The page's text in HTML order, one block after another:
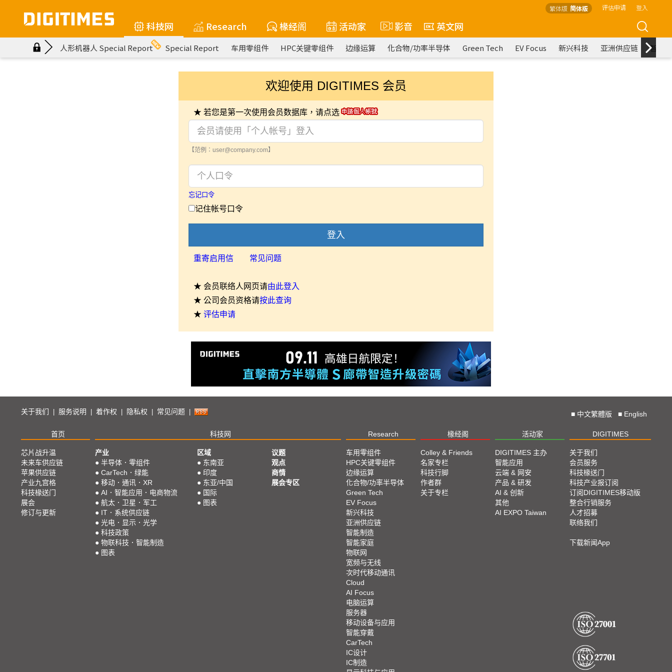
繁体版 简体版 评估申请 登入
科技网 Research 椽经阁 活动家 影音 英文网
人形机器人 Special Report Special Report 车用零组件 HPC关键零组件 边缘运算 化合物/功率半导体 Green Tech EV Focus 新兴科技 亚洲供应链 智能
欢迎使用 DIGITIMES 会员
★ 若您是第一次使用会员数据库，请点选
【范例：user@company.com】
忘记口令
记住帐号口令
登入
重寄启用信 常见问题
★ 会员联络人网页请由此登入
★ 公司会员资格请按此查询
★ 评估申请
关于我们 服务说明 着作权 隐私权 常见问题 ■ 中文繁體版 ■ English
首页 科技网 Research 椽经阁 活动家 DIGITIMES
芯片战升温
未来车供应链
苹果供应链
产业九宫格
科技椽送门
展会
修订与更新
产业
● 半导体．零组件
● CarTech．绿能
● 移动．通讯．XR
● AI．智能应用．电商物流
● 航太．卫星．军工
● IT．系统供应链
● 光电．显示．光学
● 科技政策
● 物联科技．智能制造
● 图表
区域
● 东南亚
● 印度
● 东亚/中国
● 国际
● 图表
议题
观点
商情
展会专区
车用零组件
HPC关键零组件
边缘运算
化合物/功率半导体
Green Tech
EV Focus
新兴科技
亚洲供应链
智能制造
智能家庭
物联网
宽频与无线
次时代移动通讯
Cloud
AI Focus
电脑运算
服务器
移动设备与应用
智能穿戴
CarTech
IC设计
IC制造
Colley & Friends
名家专栏
科技行脚
作者群
关于专栏
DIGITIMES 主办
智能应用
云端 & 网安
产品 & 研发
AI & 创新
其他
AI EXPO Taiwan
关于我们
会员服务
科技椽送门
科技产业报订阅
订阅DIGITIMES移动版
整合行销服务
人才招募
联络我们
下载新闻App